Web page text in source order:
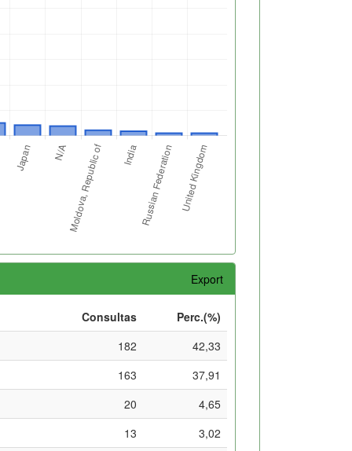
Export
Consultas
Perc.(%)
182
42,33
163
37,91
20
4,65
13
3,02